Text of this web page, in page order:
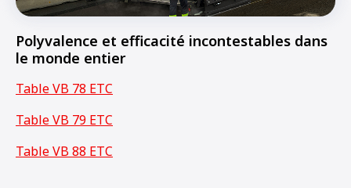
Polyvalence et efficacité incontestables dans
le monde entier
Table VB 78 ETC
Table VB 79 ETC
Table VB 88 ETC